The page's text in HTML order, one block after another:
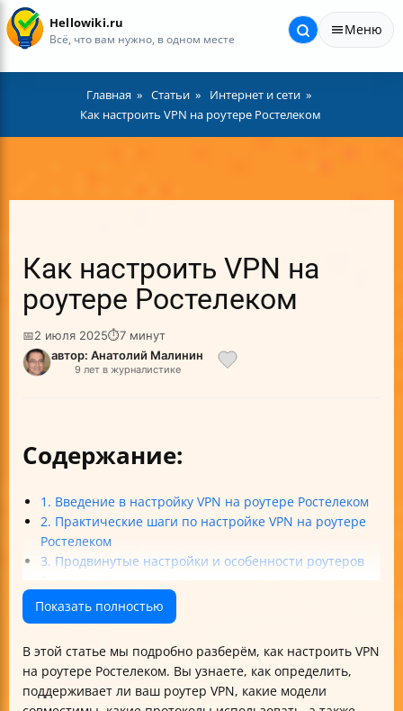
Hellowiki.ru
Всё, что вам нужно, в одном месте
Меню
Главная Статьи
Интернет и сети
Как настроить VPN на роутере Ростелеком
Как настроить VPN на
роутере Ростелеком
📅2 июля 2025⏱7 минут
автор: Анатолий Малинин
9 лет в журналистике
Содержание:
1. Введение в настройку VPN на роутере Ростелеком
2. Практические шаги по настройке VPN на роутере
Ростелеком
3. Продвинутые настройки и особенности роутеров
4. Проверка, безопасность и устранение неполадок
VPN на роутере
Итог
Показать полностью
В этой статье мы подробно разберём, как настроить VPN
на роутере Ростелеком. Вы узнаете, как определить,
поддерживает ли ваш роутер VPN, какие модели